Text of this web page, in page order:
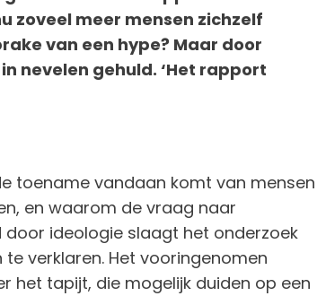
zoveel meer mensen zichzelf
van een hype? Maar door
nevelen gehuld. ‘Het rapport
toename vandaan komt van mensen
en waarom de vraag naar
ideologie slaagt het onderzoek
verklaren. Het vooringenomen
het tapijt, die mogelijk duiden op een